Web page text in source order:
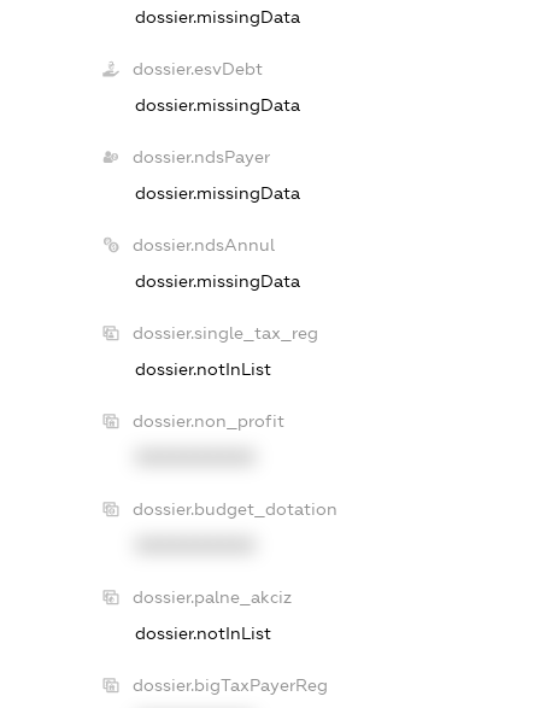
dossier.missingData
dossier.esvDebt
dossier.missingData
dossier.ndsPayer
dossier.missingData
dossier.ndsAnnul
dossier.missingData
dossier.single_tax_reg
dossier.notInList
dossier.non_profit
dossier.budget_dotation
dossier.palne_akciz
dossier.notInList
dossier.bigTaxPayerReg